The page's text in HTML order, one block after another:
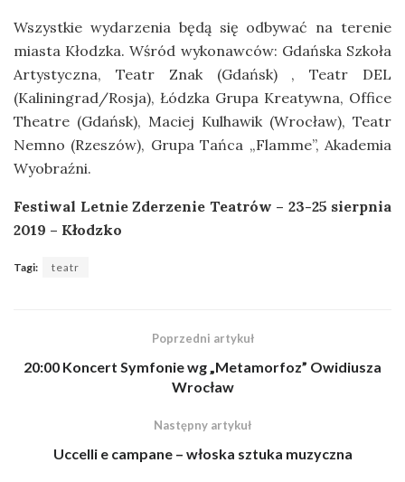
Wszystkie wydarzenia będą się odbywać na terenie
miasta Kłodzka. Wśród wykonawców: Gdańska Szkoła
Artystyczna, Teatr Znak (Gdańsk) , Teatr DEL
(Kaliningrad/Rosja), Łódzka Grupa Kreatywna, Office
Theatre (Gdańsk), Maciej Kulhawik (Wrocław), Teatr
Nemno (Rzeszów), Grupa Tańca „Flamme”, Akademia
Wyobraźni.
Festiwal Letnie Zderzenie Teatrów – 23-25 sierpnia
2019 – Kłodzko
Tagi: teatr
Poprzedni artykuł
20:00 Koncert Symfonie wg „Metamorfoz” Owidiusza
Wrocław
Następny artykuł
Uccelli e campane – włoska sztuka muzyczna